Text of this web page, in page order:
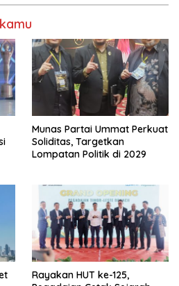
Munas Partai Ummat Perkuat
Soliditas, Targetkan
Lompatan Politik di 2029
Rayakan HUT ke-125,